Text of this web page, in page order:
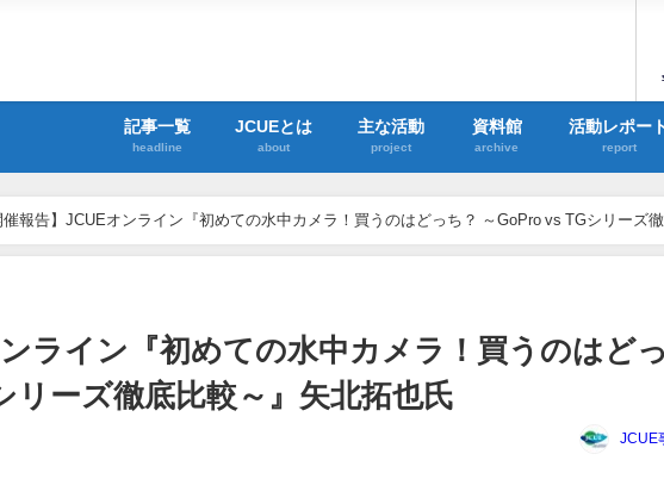
記事一覧
headline
JCUEとは
about
主な活動
project
資料館
archive
活動レポー
report
報告】JCUEオンライン『初めての水中カメラ！買うのはどっち？ ～GoPro vs TGシリーズ徹底比
ンライン『初めての水中カメラ！買うのはど
リーズ徹底比較～』矢北拓也氏
JCUE